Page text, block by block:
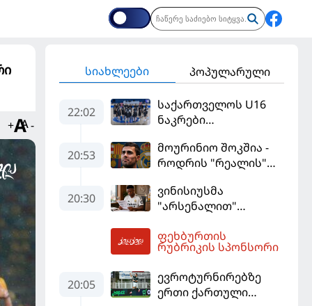
+ -
სიახლეები პოპულარული
22:02
საქართველოს U16
ნაკრები
ფინალურ ეტაპზე – A
დივიზიონში
20:53
მოურინიო შოკშია -
როდრის "რეალის"
და "ბარსელონაში"
გადადის
20:30
ვინისიუსმა
"არსენალით"
გამოიყენა და
"რეალთან"
მომგებიანად
გააგრძელა
ფეხბურთის
რუბრიკის სპონსორი
20:05
ევროტურნირებზე
ერთი ქართული